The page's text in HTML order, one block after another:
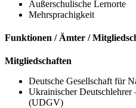
Außerschulische Lernorte
Mehrsprachigkeit
Funktionen / Ämter /
Mitgliedschaften
Deutsche Gesellschaft für
Ukrainischer Deutschlehrer
(UDGV)